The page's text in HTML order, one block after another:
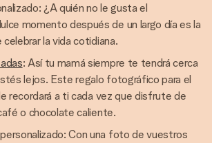
¿A quién no le gusta el
momento después de un largo día es la
la vida cotidiana.
: Así tu mamá siempre te tendrá cerca
lejos. Este regalo fotográfico para el
recordará a ti cada vez que disfrute de
o chocolate caliente.
Con una foto de vuestros